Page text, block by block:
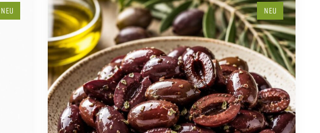
NEU NEU